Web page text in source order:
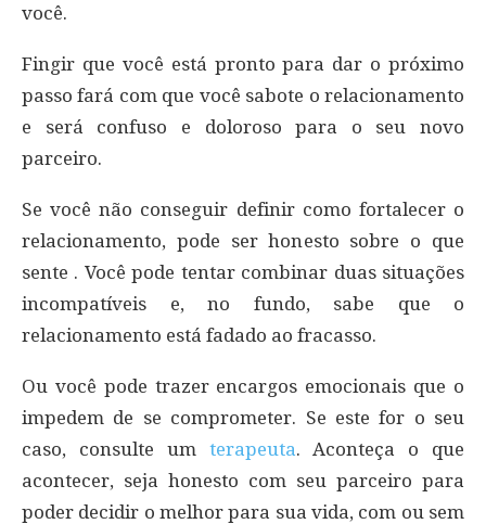
você.
Fingir que você está pronto para dar o próximo
passo fará com que você sabote o relacionamento
e será confuso e doloroso para o seu novo
parceiro.
Se você não conseguir definir como fortalecer o
relacionamento, pode ser honesto sobre o que
sente . Você pode tentar combinar duas situações
incompatíveis e, no fundo, sabe que o
relacionamento está fadado ao fracasso.
Ou você pode trazer encargos emocionais que o
impedem de se comprometer. Se este for o seu
caso, consulte um terapeuta. Aconteça o que
acontecer, seja honesto com seu parceiro para
poder decidir o melhor para sua vida, com ou sem